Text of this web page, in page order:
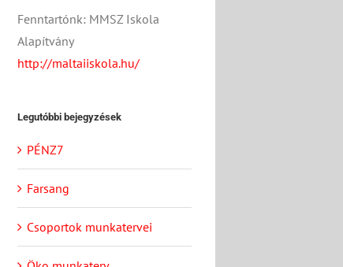
Fenntartónk: MMSZ Iskola
Alapítvány
http://maltaiiskola.hu/
Legutóbbi bejegyzések
PÉNZ7
Farsang
Csoportok munkatervei